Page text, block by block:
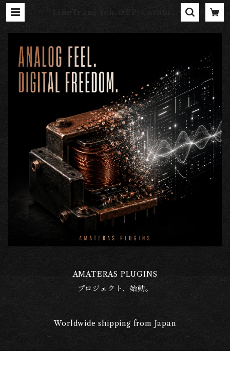
／AMATERAS 0001 XLR仕様
［東京工房］ | AMATERAS SHO
AMATERAS PLUGINS
プロジェクト、始動。
Worldwide shipping from Japan